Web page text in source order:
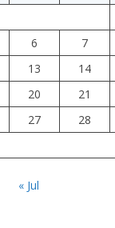
6 7
13 14
20 21
27 28
« Jul